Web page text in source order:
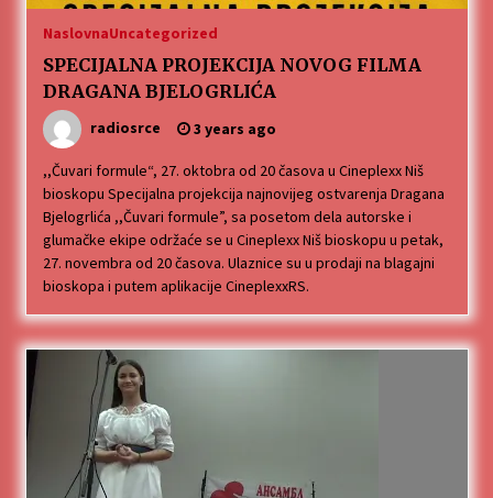
SCENI!
4 months ago
“ИМА РУПА ДА ПРОПАДНЕШ”
4 months ago
Karatisti Topličanina osvojili 24 medalje na
Prvenstvu regiona u Jagodini
5 months ago
ОБАВЕШТЕЊЕ
5 months ago
gostovanje glumačke ekipe u Cineplexx Niš
bioskopu. Petak, 13, mart od 19.30 časova
5 months ago
NaslovnaUncategorized
SPECIJALNA PROJEKCIJA NOVOG FILMA
DRAGANA BJELOGRLIĆA
radiosrce 3 years ago
,,Čuvari formule“, 27. oktobra od 20 časova u Cineplexx Niš
bioskopu Specijalna projekcija najnovijeg ostvarenja Dragana
Bjelogrlića ,,Čuvari formule”, sa posetom dela autorske i
glumačke ekipe održaće se u Cineplexx Niš bioskopu u petak,
27. novembra od 20 časova. Ulaznice su u prodaji na blagajni
bioskopa i putem aplikacije CineplexxRS.